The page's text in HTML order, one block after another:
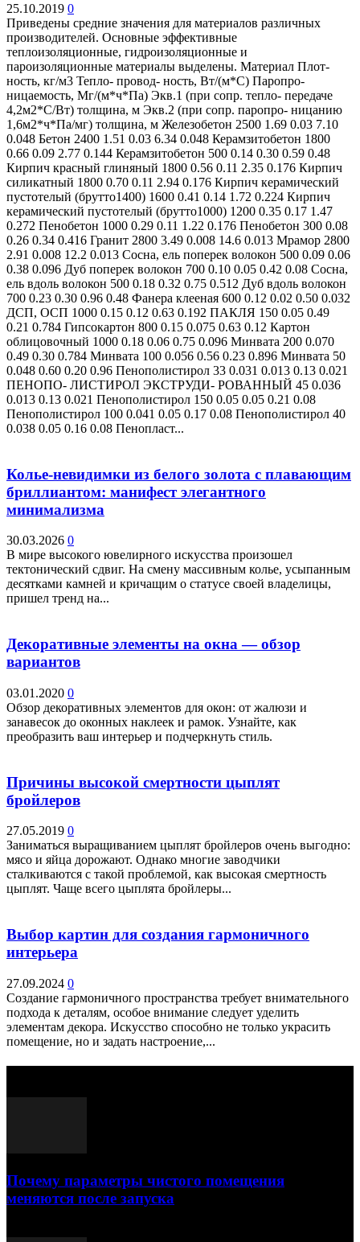
25.10.2019 0
Приведены средние значения для материалов различных
производителей. Основные эффективные
теплоизоляционные, гидроизоляционные и
пароизоляционные материалы выделены. Материал Плот-
ность, кг/м3 Тепло- провод- ность, Вт/(м*С) Паропро-
ницаемость, Мг/(м*ч*Па) Экв.1 (при сопр. тепло- передаче
4,2м2*С/Вт) толщина, м Экв.2 (при сопр. паропро- ницанию
1,6м2*ч*Па/мг) толщина, м Железобетон 2500 1.69 0.03 7.10
0.048 Бетон 2400 1.51 0.03 6.34 0.048 Керамзитобетон 1800
0.66 0.09 2.77 0.144 Керамзитобетон 500 0.14 0.30 0.59 0.48
Кирпич красный глиняный 1800 0.56 0.11 2.35 0.176 Кирпич
силикатный 1800 0.70 0.11 2.94 0.176 Кирпич керамический
пустотелый (брутто1400) 1600 0.41 0.14 1.72 0.224 Кирпич
керамический пустотелый (брутто1000) 1200 0.35 0.17 1.47
0.272 Пенобетон 1000 0.29 0.11 1.22 0.176 Пенобетон 300 0.08
0.26 0.34 0.416 Гранит 2800 3.49 0.008 14.6 0.013 Мрамор 2800
2.91 0.008 12.2 0.013 Сосна, ель поперек волокон 500 0.09 0.06
0.38 0.096 Дуб поперек волокон 700 0.10 0.05 0.42 0.08 Сосна,
ель вдоль волокон 500 0.18 0.32 0.75 0.512 Дуб вдоль волокон
700 0.23 0.30 0.96 0.48 Фанера клееная 600 0.12 0.02 0.50 0.032
ДСП, ОСП 1000 0.15 0.12 0.63 0.192 ПАКЛЯ 150 0.05 0.49
0.21 0.784 Гипсокартон 800 0.15 0.075 0.63 0.12 Картон
облицовочный 1000 0.18 0.06 0.75 0.096 Минвата 200 0.070
0.49 0.30 0.784 Минвата 100 0.056 0.56 0.23 0.896 Минвата 50
0.048 0.60 0.20 0.96 Пенополистирол 33 0.031 0.013 0.13 0.021
ПЕНОПО- ЛИСТИРОЛ ЭКСТРУДИ- РОВАННЫЙ 45 0.036
0.013 0.13 0.021 Пенополистирол 150 0.05 0.05 0.21 0.08
Пенополистирол 100 0.041 0.05 0.17 0.08 Пенополистирол 40
0.038 0.05 0.16 0.08 Пенопласт...
Колье-невидимки из белого золота с плавающим
бриллиантом: манифест элегантного
минимализма
30.03.2026 0
В мире высокого ювелирного искусства произошел
тектонический сдвиг. На смену массивным колье, усыпанным
десятками камней и кричащим о статусе своей владелицы,
пришел тренд на...
Декоративные элементы на окна — обзор
вариантов
03.01.2020 0
Обзор декоративных элементов для окон: от жалюзи и
занавесок до оконных наклеек и рамок. Узнайте, как
преобразить ваш интерьер и подчеркнуть стиль.
Причины высокой смертности цыплят
бройлеров
27.05.2019 0
Заниматься выращиванием цыплят бройлеров очень выгодно:
мясо и яйца дорожают. Однако многие заводчики
сталкиваются с такой проблемой, как высокая смертность
цыплят. Чаще всего цыплята бройлеры...
Выбор картин для создания гармоничного
интерьера
27.09.2024 0
Создание гармоничного пространства требует внимательного
подхода к деталям, особое внимание следует уделить
элементам декора. Искусство способно не только украсить
помещение, но и задать настроение,...
Почему параметры чистого помещения
меняются после запуска